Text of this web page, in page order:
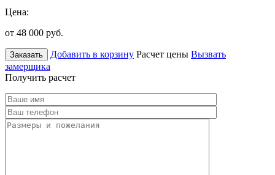
Цена:
от 48 000 руб.
Заказать Добавить в корзину Расчет цены Вызвать
замерщика
Получить расчет